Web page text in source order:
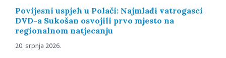
Povijesni uspjeh u Polači: Najmlađi vatrogasci
DVD-a Sukošan osvojili prvo mjesto na
regionalnom natjecanju
20. srpnja 2026.